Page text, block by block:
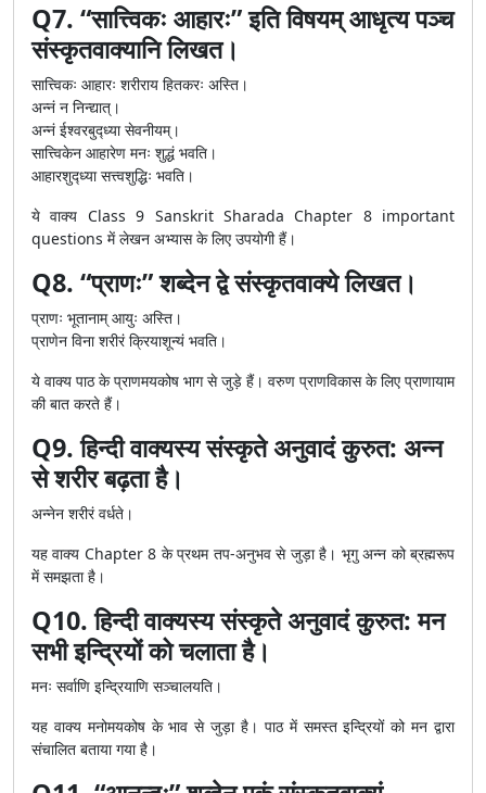
Q7. “सात्त्विकः आहारः” इति विषयम् आधृत्य पञ्च
संस्कृतवाक्यानि लिखत।
सात्त्विकः आहारः शरीराय हितकरः अस्ति।
अन्नं न निन्द्यात्।
अन्नं ईश्वरबुद्ध्या सेवनीयम्।
सात्त्विकेन आहारेण मनः शुद्धं भवति।
आहारशुद्ध्या सत्त्वशुद्धिः भवति।
ये वाक्य Class 9 Sanskrit Sharada Chapter 8 important
questions में लेखन अभ्यास के लिए उपयोगी हैं।
Q8. “प्राणः” शब्देन द्वे संस्कृतवाक्ये लिखत।
प्राणः भूतानाम् आयुः अस्ति।
प्राणेन विना शरीरं क्रियाशून्यं भवति।
ये वाक्य पाठ के प्राणमयकोष भाग से जुड़े हैं। वरुण प्राणविकास के लिए प्राणायाम
की बात करते हैं।
Q9. हिन्दी वाक्यस्य संस्कृते अनुवादं कुरुत: अन्न
से शरीर बढ़ता है।
अन्नेन शरीरं वर्धते।
यह वाक्य Chapter 8 के प्रथम तप-अनुभव से जुड़ा है। भृगु अन्न को ब्रह्मरूप
में समझता है।
Q10. हिन्दी वाक्यस्य संस्कृते अनुवादं कुरुत: मन
सभी इन्द्रियों को चलाता है।
मनः सर्वाणि इन्द्रियाणि सञ्चालयति।
यह वाक्य मनोमयकोष के भाव से जुड़ा है। पाठ में समस्त इन्द्रियों को मन द्वारा
संचालित बताया गया है।